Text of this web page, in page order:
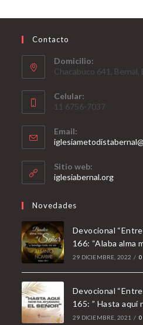
Contacto
Domicilio:
Chacabuco 641,
Celular:
11 6756-7037
Email:
Sitio web:
iglesiabernal.org
Novedades
Devocional
166: “Alaba alma
29 DICIEMBRE, 2022 /
Devocional
165: ” Hasta aquí
29 DICIEMBRE, 2021 /